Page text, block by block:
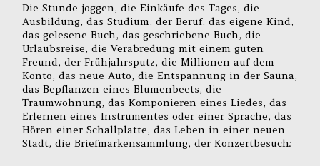
Die Stunde joggen, die Einkäufe des Tages, die
Ausbildung, das Studium, der Beruf, das eigene Kind,
das gelesene Buch, das geschriebene Buch, die
Urlaubsreise, die Verabredung mit einem guten
Freund, der Frühjahrsputz, die Millionen auf dem
Konto, das neue Auto, die Entspannung in der Sauna,
das Bepflanzen eines Blumenbeets, die
Traumwohnung, das Komponieren eines Liedes, das
Erlernen eines Instrumentes oder einer Sprache, das
Hören einer Schallplatte, das Leben in einer neuen
Stadt, die Briefmarkensammlung, der Konzertbesuch: